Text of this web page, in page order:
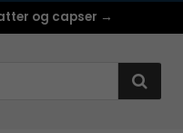
og capser →